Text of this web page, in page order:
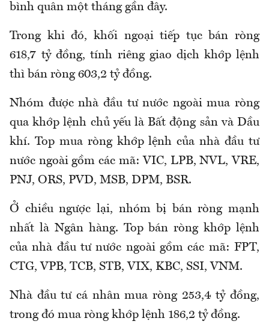
bình quân một tháng gần đây.
Trong khi đó, khối ngoại tiếp tục bán ròng
618,7 tỷ đồng, tính riêng giao dịch khớp lệnh
thì bán ròng 603,2 tỷ đồng.
Nhóm được nhà đầu tư nước ngoài mua ròng
qua khớp lệnh chủ yếu là Bất động sản và Dầu
khí. Top mua ròng khớp lệnh của nhà đầu tư
nước ngoài gồm các mã: VIC, LPB, NVL, VRE,
PNJ, ORS, PVD, MSB, DPM, BSR.
Ở chiều ngược lại, nhóm bị bán ròng mạnh
nhất là Ngân hàng. Top bán ròng khớp lệnh
của nhà đầu tư nước ngoài gồm các mã: FPT,
CTG, VPB, TCB, STB, VIX, KBC, SSI, VNM.
Nhà đầu tư cá nhân mua ròng 253,4 tỷ đồng,
trong đó mua ròng khớp lệnh 186,2 tỷ đồng.